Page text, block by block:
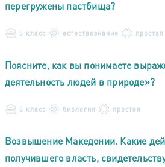
перегружены пастбища?
5 класс естествознание простая
Поясните, как вы понимаете
деятельность людей в природе»?
5 класс биология простая
Возвышение Македонии. Какие
получившего власть,